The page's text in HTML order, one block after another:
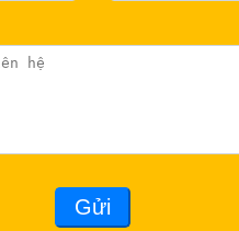
Gửi